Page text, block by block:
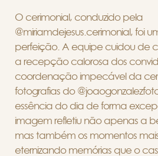
O cerimonial, conduzido pela
@miriamdejesus.cerimonial, foi
perfeição. A equipe cuidou de
a recepção calorosa dos
coordenação impecável da
fotografias do
essência do dia de forma
imagem refletiu não apenas a
mas também os momentos
eternizando memórias que o